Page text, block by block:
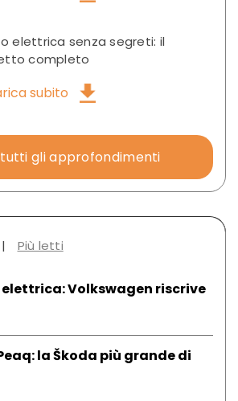
elettrica senza segreti: il
completo
subito
gli approfondimenti
| Più letti
elettrica: Volkswagen riscrive
la Škoda più grande di